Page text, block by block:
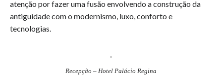
atenção por fazer uma fusão envolvendo a construção da
antiguidade com o modernismo, luxo, conforto e
tecnologias.
Recepção – Hotel Palácio Regina